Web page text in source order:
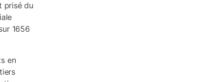
prisé du
1656
en